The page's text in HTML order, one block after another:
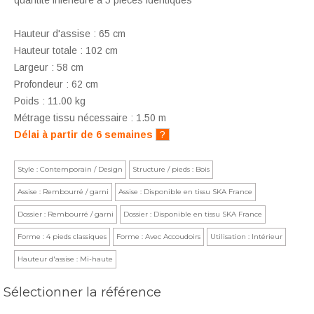
Hauteur d'assise : 65 cm
Hauteur totale : 102 cm
Largeur : 58 cm
Profondeur : 62 cm
Poids : 11.00 kg
Métrage tissu nécessaire : 1.50 m
Délai à partir de 6 semaines
?
Style : Contemporain / Design Structure / pieds : Bois
Assise : Rembourré / garni Assise : Disponible en tissu SKA France
Dossier : Rembourré / garni Dossier : Disponible en tissu SKA France
Forme : 4 pieds classiques Forme : Avec Accoudoirs Utilisation : Intérieur
Hauteur d'assise : Mi-haute
Sélectionner la référence